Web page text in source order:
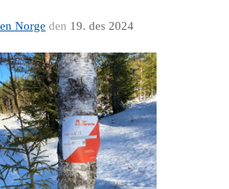
Norge den 19. des 2024